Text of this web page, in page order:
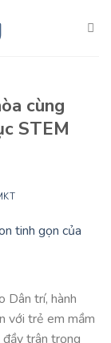
cùng
STEM
Dân trí, hành
với trẻ em mầm
trân trọng